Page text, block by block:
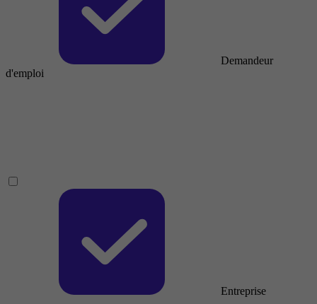
Demandeur
d'emploi
Entreprise